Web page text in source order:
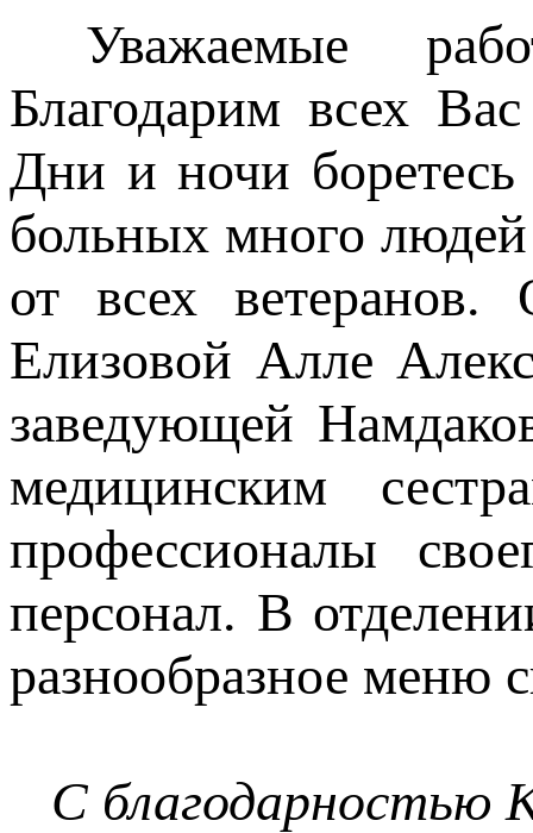
Уважаемые
Благодарим всех
Дни и ночи
больных много
от всех ветеранов.
Елизовой Алле
заведующей
медицинским
профессионалы
персонал. В
разнообразное меню
С благодарностью